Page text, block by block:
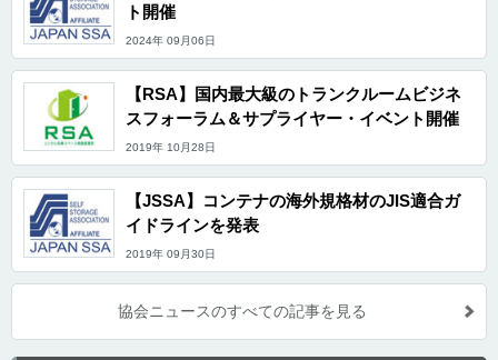
ト開催
2024年 09月06日
【RSA】国内最大級のトランクルームビジネ
スフォーラム＆サプライヤー・イベント開催
2019年 10月28日
【JSSA】コンテナの海外規格材のJIS適合ガ
イドラインを発表
2019年 09月30日
協会ニュースのすべての記事を見る